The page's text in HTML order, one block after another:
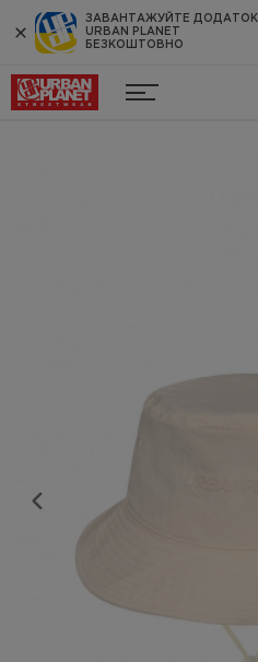
ЗАВАНТАЖУЙТЕ ДОДАТОК
URBAN PLANET
БЕЗКОШТОВНО